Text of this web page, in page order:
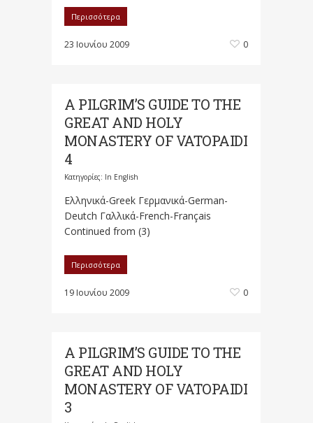
Περισσότερα
23 Ιουνίου 2009 0
A PILGRIM’S GUIDE TO THE
GREAT AND HOLY
MONASTERY OF VATOPAIDI
4
Κατηγορίες: In English
Ελληνικά-Greek Γερμανικά-German-
Deutch Γαλλικά-French-Français
Continued from (3)
Περισσότερα
19 Ιουνίου 2009 0
A PILGRIM’S GUIDE TO THE
GREAT AND HOLY
MONASTERY OF VATOPAIDI
3